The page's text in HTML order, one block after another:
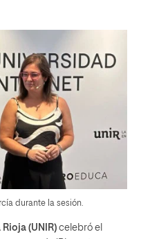
durante la sesión.
(UNIR) celebró el